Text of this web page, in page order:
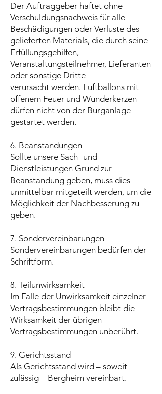
Der Auftraggeber haftet ohne
Verschuldungsnachweis für alle
Beschädigungen oder Verluste des
gelieferten Materials, die durch seine
Erfüllungsgehilfen,
Veranstaltungsteilnehmer, Lieferanten
oder sonstige Dritte
verursacht werden. Luftballons mit
offenem Feuer und Wunderkerzen
dürfen nicht von der Burganlage
gestartet werden.
6. Beanstandungen
Sollte unsere Sach- und
Dienstleistungen Grund zur
Beanstandung geben, muss dies
unmittelbar mitgeteilt werden, um die
Möglichkeit der Nachbesserung zu
geben.
7. Sondervereinbarungen
Sondervereinbarungen bedürfen der
Schriftform.
8. Teilunwirksamkeit
Im Falle der Unwirksamkeit einzelner
Vertragsbestimmungen bleibt die
Wirksamkeit der übrigen
Vertragsbestimmungen unberührt.
9. Gerichtsstand
Als Gerichtsstand wird – soweit
zulässig – Bergheim vereinbart.